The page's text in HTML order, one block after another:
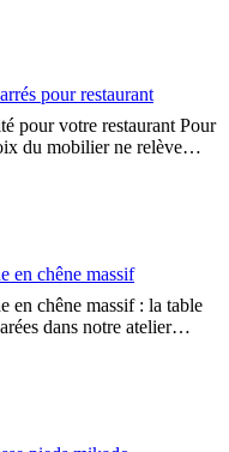
pour restaurant
pour votre restaurant Pour
du mobilier ne relève…
en chêne massif
en chêne massif : la table
dans notre atelier…